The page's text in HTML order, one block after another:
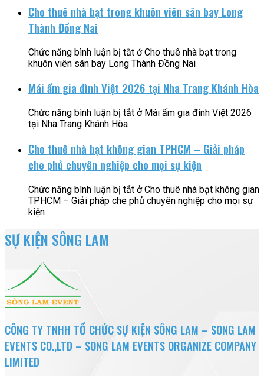
Cho thuê nhà bạt trong khuôn viên sân bay Long
Thành Đồng Nai
Chức năng bình luận bị tắt ở Cho thuê nhà bạt trong
khuôn viên sân bay Long Thành Đồng Nai
Mái ấm gia đình Việt 2026 tại Nha Trang Khánh Hòa
Chức năng bình luận bị tắt ở Mái ấm gia đình Việt 2026
tại Nha Trang Khánh Hòa
Cho thuê nhà bạt không gian TPHCM – Giải pháp
che phủ chuyên nghiệp cho mọi sự kiện
Chức năng bình luận bị tắt ở Cho thuê nhà bạt không gian
TPHCM – Giải pháp che phủ chuyên nghiệp cho mọi sự
kiện
SỰ KIỆN SÔNG LAM
CÔNG TY TNHH TỔ CHỨC SỰ KIỆN SÔNG LAM – SONG LAM
EVENTS CO.,LTD – SONG LAM EVENTS ORGANIZE COMPANY
LIMITED